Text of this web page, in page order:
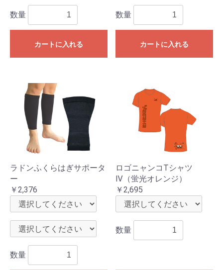
数量
カートに入れる
数量
カートに入れる
ラドンふくらはぎサポータ
ー
￥2,376
数量
ロゴニャンコTシャツ
Ⅳ（蛍光オレンジ）
￥2,695
数量